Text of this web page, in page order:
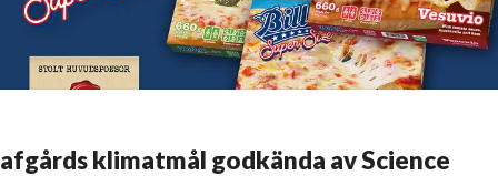
klimatmål godkända av Science